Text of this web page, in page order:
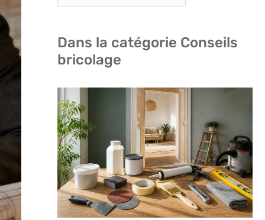
Dans la catégorie Conseils
bricolage